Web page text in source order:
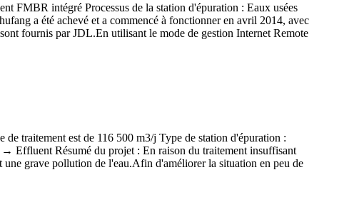
FMBR intégré Processus de la station d'épuration : Eaux usées
a été achevé et a commencé à fonctionner en avril 2014, avec
fournis par JDL.En utilisant le mode de gestion Internet Remote
traitement est de 116 500 m3/j Type de station d'épuration :
Effluent Résumé du projet : En raison du traitement insuffisant
une grave pollution de l'eau.Afin d'améliorer la situation en peu de